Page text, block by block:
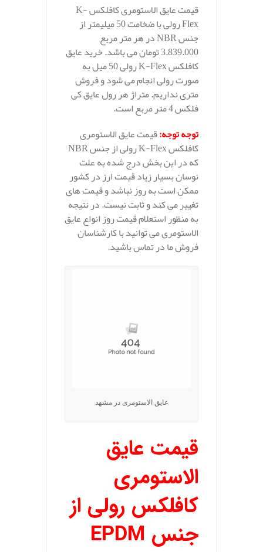
قیمت عایق الاستومری کافلکس K-
Flex رولی با ضخامت 50 میلیمتر از
جنس NBR در هر متر مربع
3.839.000 تومان می باشد. خرید عایق
کافلکس K-Flex رولی 50 میل به
صورت رولی انجام می شود و فروش
متری نداریم. متراژ هر رول عایق کی
فلکس 4 متر مربع است.
توجه توجه:قیمت عایق الاستومری
کافلکس K-Flex رولی از جنس NBR
که در این بخش درج شده به علت
نوسان بسیار زیاد قیمت ارز در کشور
ممکن است به روز نباشد و قیمت های
تغییر می کند و ثابت نیست. در نتیجه
به منظور استعلام قیمت روز انواع عایق
الاستومری می توانید با کارشناسان
فروش ما در تماس باشید.
عایق الاستومری در مشهد
قیمت عایق
الاستومری
کافلکس رولی از
جنس EPDM